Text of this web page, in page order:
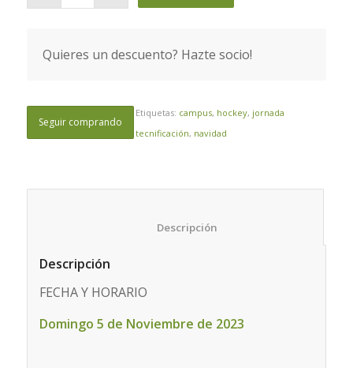
Quieres un descuento? Hazte socio!
Seguir comprando
Etiquetas: campus, hockey, jornada
tecnificación, navidad
Descripción
FECHA Y HORARIO
Domingo 5 de Noviembre de 2023